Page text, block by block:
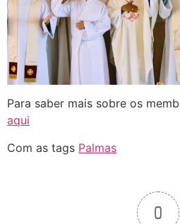
Para saber mais sobre os
aqui
Com as tags Palmas
0